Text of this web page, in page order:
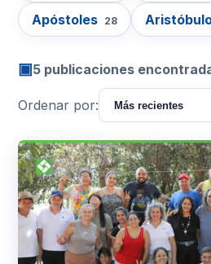
Apóstoles 28
▣5 publicaciones
Ordenar por: